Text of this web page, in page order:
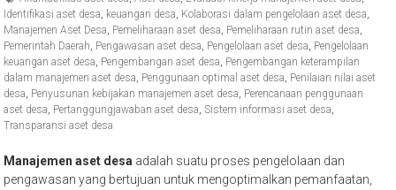
Identifikasi aset desa, keuangan desa, Kolaborasi dalam pengelolaan aset desa,
Manajemen Aset Desa, Pemeliharaan aset desa, Pemeliharaan rutin aset desa,
Pemerintah Daerah, Pengawasan aset desa, Pengelolaan aset desa, Pengelolaan
keuangan aset desa, Pengembangan aset desa, Pengembangan keterampilan
dalam manajemen aset desa, Penggunaan optimal aset desa, Penilaian nilai aset
desa, Penyusunan kebijakan manajemen aset desa, Perencanaan penggunaan
aset desa, Pertanggungjawaban aset desa,Sistem informasi aset desa,
Transparansi aset desa
Manajemen aset desa adalah suatu proses pengelolaan dan
pengawasan yang bertujuan untuk mengoptimalkan pemanfaatan,